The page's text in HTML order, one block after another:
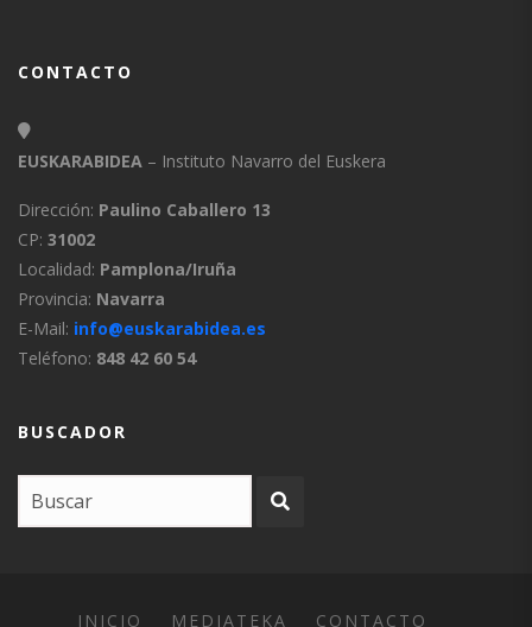
CONTACTO
EUSKARABIDEA – Instituto Navarro del Euskera
Dirección: Paulino Caballero 13
CP: 31002
Localidad: Pamplona/Iruña
Provincia: Navarra
E-Mail: info@euskarabidea.es
Teléfono: 848 42 60 54
BUSCADOR
INICIO MEDIATEKA CONTACTO